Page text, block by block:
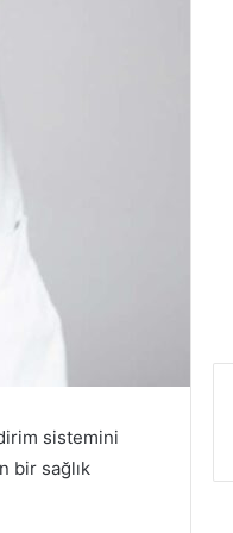
sistemini
bir sağlık